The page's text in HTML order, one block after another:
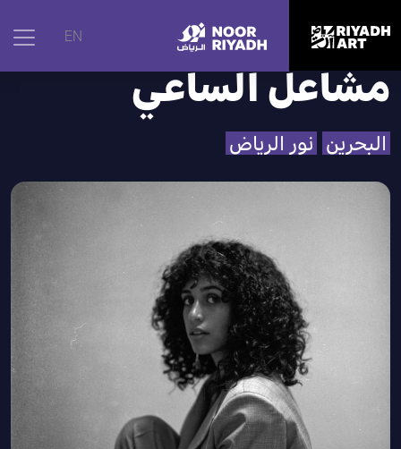
EN الرئيسية | الفنانون مشاعل الساعي
مشاعل الساعي
البحرين نور الرياض